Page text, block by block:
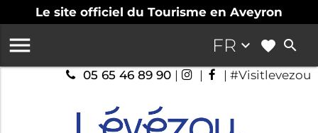
Le site officiel du Tourisme en Aveyron
FR keyboard_arrow_down search

05 65 46 89 90 | | | #Visitlevezou